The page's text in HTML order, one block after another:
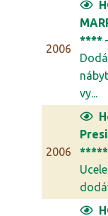
2006
****
vy...
2006
*****